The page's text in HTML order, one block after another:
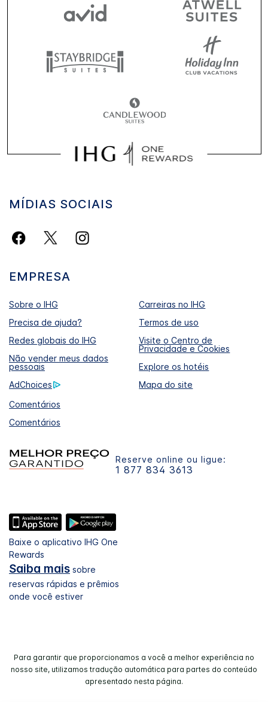
MÍDIAS SOCIAIS
EMPRESA
Sobre o IHG
Carreiras no IHG
Precisa de ajuda?
Termos de uso
Redes globais do IHG
Visite o Centro de
Privacidade e Cookies
Não vender meus dados
pessoais
Explore os hotéis
AdChoices
Mapa do site
Comentários
Comentários
Reserve online ou ligue:
1 877 834 3613
Baixe o aplicativo IHG One
Rewards
Saiba mais sobre
reservas rápidas e prêmios
onde você estiver
Para garantir que proporcionamos a você a melhor experiência no
nosso site, utilizamos tradução automática para partes do conteúdo
apresentado nesta página.